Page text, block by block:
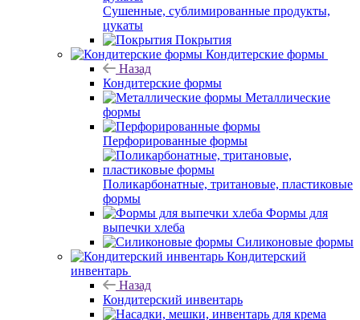
Сушенные, сублимированные продукты,
цукаты
Покрытия
Кондитерские формы
Назад
Кондитерские формы
Металлические
формы
Перфорированные формы
Поликарбонатные, тритановые, пластиковые
формы
Формы для
выпечки хлеба
Силиконовые формы
Кондитерский
инвентарь
Назад
Кондитерский инвентарь